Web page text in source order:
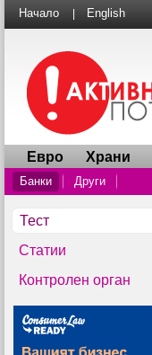
Начало English
Евро Храни
Банки Други
Тест
Статии
Контролен орган